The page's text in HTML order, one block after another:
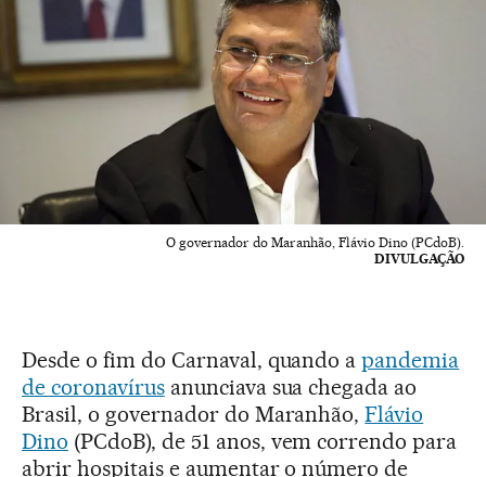
O governador do Maranhão, Flávio Dino (PCdoB).
DIVULGAÇÃO
Desde o fim do Carnaval, quando apandemia
de coronavírusanunciava sua chegada ao
Brasil, o governador do Maranhão,Flávio
Dino (PCdoB), de 51 anos, vem correndo para
abrir hospitais e aumentar o número de